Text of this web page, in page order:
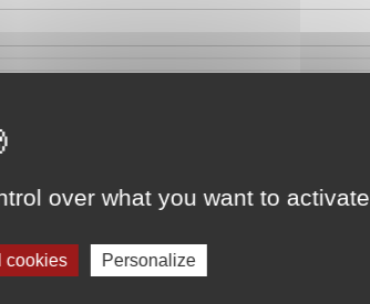
over what you want to activate
cookies Personalize